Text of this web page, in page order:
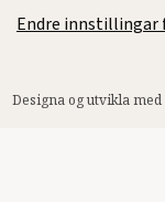
Endre
Designa og utvikla